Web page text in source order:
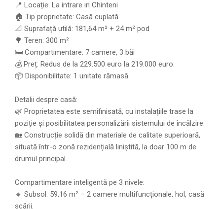
📍 Locație: La intrare in Chinteni
🏠 Tip proprietate: Casă cuplată
📐 Suprafață utilă: 181,64 m² + 24 m² pod
🌳 Teren: 300 m²
🛏️ Compartimentare: 7 camere, 3 băi
💰 Preț: Redus de la 229.500 euro la 219.000 euro.
📦 Disponibilitate: 1 unitate rămasă.
Detalii despre casă:
🌿 Proprietatea este semifinisată, cu instalațiile trase la
poziție și posibilitatea personalizării sistemului de încălzire.
🏡 Construcție solidă din materiale de calitate superioară,
situată într-o zonă rezidențială liniștită, la doar 100 m de
drumul principal.
Compartimentare inteligentă pe 3 nivele:
🔸 Subsol: 59,16 m² – 2 camere multifuncționale, hol, casă
scării.